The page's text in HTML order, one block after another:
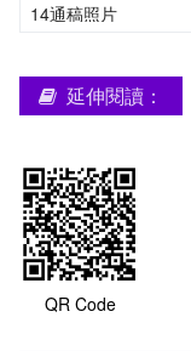
14通稿照片
延伸閱讀：
QR Code